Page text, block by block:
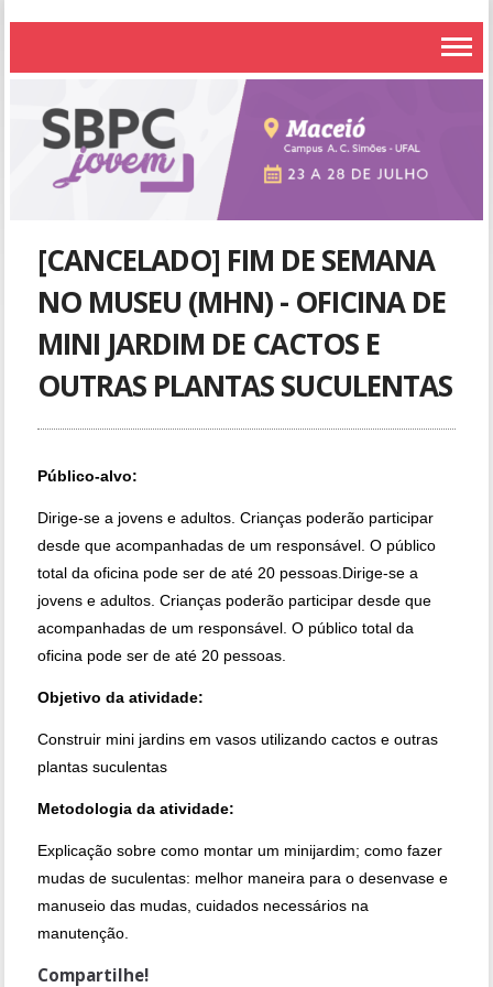
[CANCELADO] FIM DE SEMANA
NO MUSEU (MHN) - OFICINA DE
MINI JARDIM DE CACTOS E
OUTRAS PLANTAS SUCULENTAS
Público-alvo:
Dirige-se a jovens e adultos. Crianças poderão participar
desde que acompanhadas de um responsável. O público
total da oficina pode ser de até 20 pessoas.Dirige-se a
jovens e adultos. Crianças poderão participar desde que
acompanhadas de um responsável. O público total da
oficina pode ser de até 20 pessoas.
Objetivo da atividade:
Construir mini jardins em vasos utilizando cactos e outras
plantas suculentas
Metodologia da atividade:
Explicação sobre como montar um minijardim; como fazer
mudas de suculentas: melhor maneira para o desenvase e
manuseio das mudas, cuidados necessários na
manutenção.
Compartilhe!